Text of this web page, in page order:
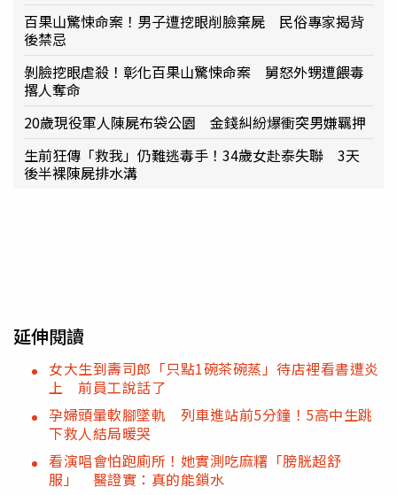
百果山驚悚命案！男子遭挖眼削臉棄屍 民俗專家揭背
後禁忌
剝臉挖眼虐殺！彰化百果山驚悚命案 舅怒外甥遭餵毒
撂人奪命
20歲現役軍人陳屍布袋公園 金錢糾紛爆衝突男嫌羈押
生前狂傳「救我」仍難逃毒手！34歲女赴泰失聯 3天
後半裸陳屍排水溝
延伸閱讀
女大生到壽司郎「只點1碗茶碗蒸」待店裡看書遭炎
上 前員工說話了
孕婦頭暈軟腳墜軌 列車進站前5分鐘！5高中生跳
下救人結局暖哭
看演唱會怕跑廁所！她實測吃麻糬「膀胱超舒
服」 醫證實：真的能鎖水